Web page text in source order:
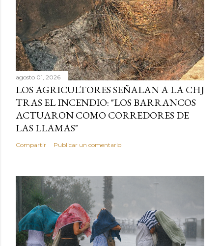
agosto 01, 2026
LOS AGRICULTORES SEÑALAN A LA CHJ
TRAS EL INCENDIO: "LOS BARRANCOS
ACTUARON COMO CORREDORES DE
LAS LLAMAS"
Compartir Publicar un comentario